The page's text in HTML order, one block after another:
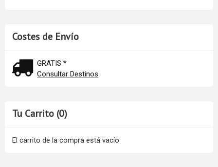
Costes de Envío
GRATIS *
Consultar Destinos
Tu Carrito (0)
El carrito de la compra está vacío